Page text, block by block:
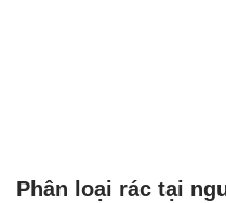
Phân loại rác tại